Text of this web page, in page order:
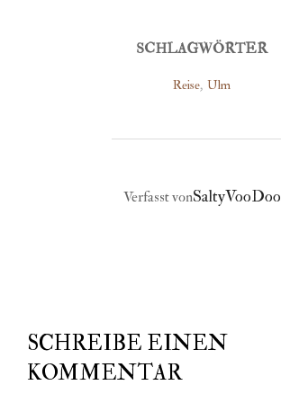
SCHLAGWÖRTER
Reise, Ulm
BEITRAGSAUTOR
Verfasst vonSaltyVooDoo
SCHREIBE EINEN
KOMMENTAR